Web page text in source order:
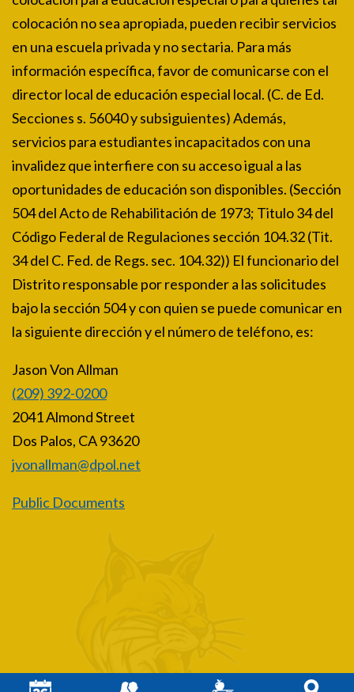
colocación no sea apropiada, pueden recibir servicios
en una escuela privada y no sectaria. Para más
información específica, favor de comunicarse con el
director local de educación especial local. (C. de Ed.
Secciones s. 56040 y subsiguientes) Además,
servicios para estudiantes incapacitados con una
invalidez que interfiere con su acceso igual a las
oportunidades de educación son disponibles. (Sección
504 del Acto de Rehabilitación de 1973; Titulo 34 del
Código Federal de Regulaciones sección 104.32 (Tit.
34 del C. Fed. de Regs. sec. 104.32)) El funcionario del
Distrito responsable por responder a las solicitudes
bajo la sección 504 y con quien se puede comunicar en
la siguiente dirección y el número de teléfono, es:
Jason Von Allman
(209) 392-0200
2041 Almond Street
Dos Palos, CA 93620
jvonallman@dpol.net
Public Documents